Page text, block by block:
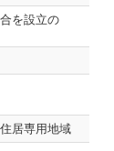
を設立の
居専用地域